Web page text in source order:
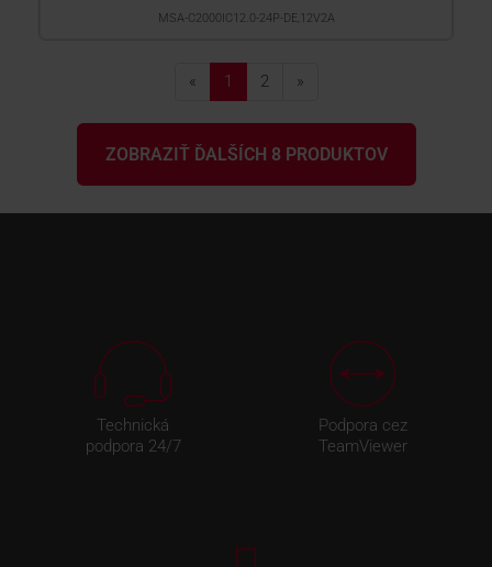
MSA-C2000IC12.0-24P-DE,12V2A
« 1 2 »
ZOBRAZIŤ ĎALŠÍCH 8 PRODUKTOV
Technická
podpora 24/7
Podpora cez
TeamViewer